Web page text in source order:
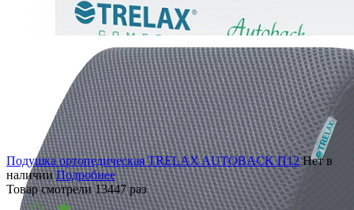
Подушка ортопедическая TRELAX AUTOBACK П12 Нет в
наличии Подробнее
Товар смотрели13447раз